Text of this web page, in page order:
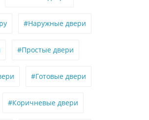
#Наружные двери
#Простые двери
#Готовые двери
#Коричневые двери